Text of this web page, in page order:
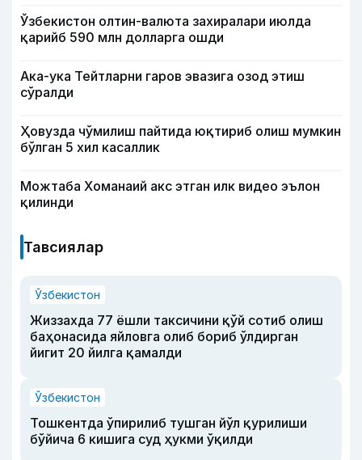
Ўзбекистон олтин-валюта захиралари июлда
қарийб 590 млн долларга ошди
Ака-ука Тейтларни гаров эвазига озод этиш
сўралди
Ҳовузда чўмилиш пайтида юқтириб олиш мумкин
бўлган 5 хил касаллик
Можтаба Хоманаий акс этган илк видео эълон
қилинди
Тавсиялар
Ўзбекистон
Жиззахда 77 ёшли таксичини қўй сотиб олиш
баҳонасида яйловга олиб бориб ўлдирган
йигит 20 йилга қамалди
Ўзбекистон
Тошкентда ўпирилиб тушган йўл қурилиши
бўйича 6 кишига суд ҳукми ўқилди